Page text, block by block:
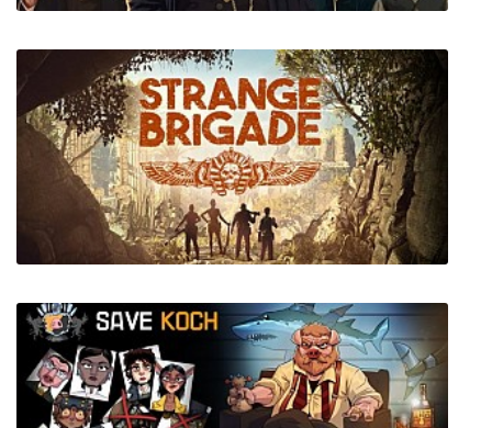
Peaky Blinders: Mastermind